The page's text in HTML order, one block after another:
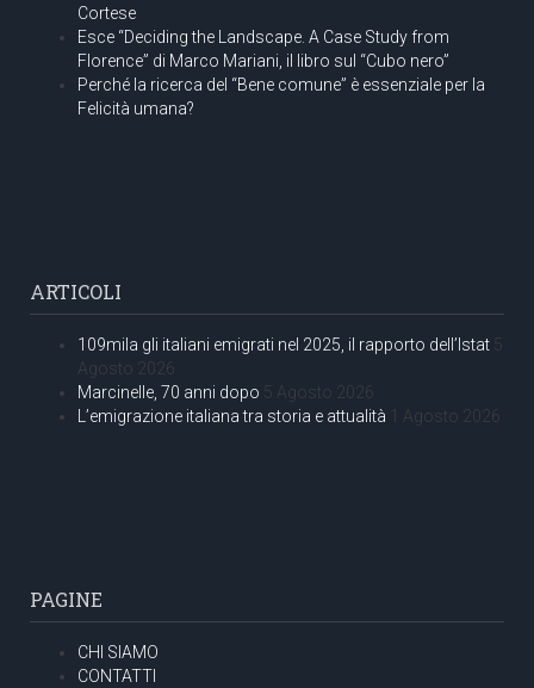
Cortese
Esce “Deciding the Landscape. A Case Study from
Florence” di Marco Mariani, il libro sul “Cubo nero”
Perché la ricerca del “Bene comune” è essenziale per la
Felicità umana?
ARTICOLI
109mila gli italiani emigrati nel 2025, il rapporto dell’Istat 5
Agosto 2026
Marcinelle, 70 anni dopo 5 Agosto 2026
L’emigrazione italiana tra storia e attualità 1 Agosto 2026
PAGINE
CHI SIAMO
CONTATTI